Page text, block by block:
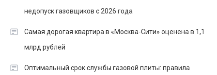
недопуск газовщиков с 2026 года
Самая дорогая квартира в «Москва-Сити» оценена в 1,1
млрд рублей
Оптимальный срок службы газовой плиты: правила